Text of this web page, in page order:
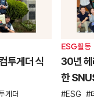
투게더 식
게더
ESG활동
30년 헤
한
ESG